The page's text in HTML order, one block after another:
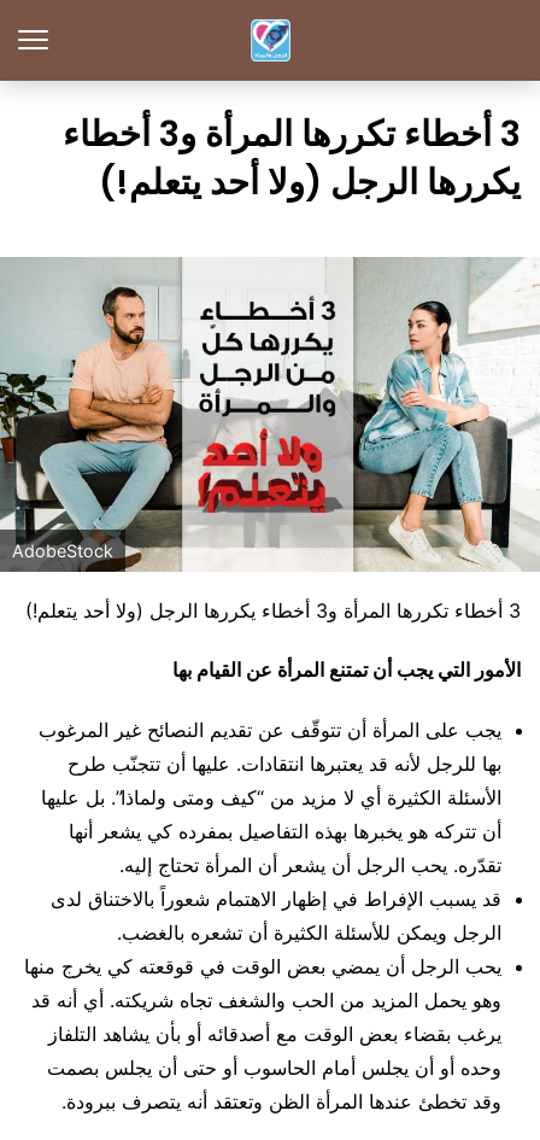
3 أخطاء تكررها المرأة و3 أخطاء
يكررها الرجل (ولا أحد يتعلم!)
AdobeStock
3 أخطاء تكررها المرأة و3 أخطاء يكررها الرجل (ولا أحد يتعلم!)
الأمور التي يجب أن تمتنع المرأة عن القيام بها
يجب على المرأة أن تتوقّف عن تقديم النصائح غير المرغوب
بها للرجل لأنه قد يعتبرها انتقادات. عليها أن تتجنّب طرح
الأسئلة الكثيرة أي لا مزيد من “كيف ومتى ولماذا”. بل عليها
أن تتركه هو يخبرها بهذه التفاصيل بمفرده كي يشعر أنها
تقدّره. يحب الرجل أن يشعر أن المرأة تحتاج إليه.
قد يسبب الإفراط في إظهار الاهتمام شعوراً بالاختناق لدى
الرجل ويمكن للأسئلة الكثيرة أن تشعره بالغضب.
يحب الرجل أن يمضي بعض الوقت في قوقعته كي يخرج منها
وهو يحمل المزيد من الحب والشغف تجاه شريكته. أي أنه قد
يرغب بقضاء بعض الوقت مع أصدقائه أو بأن يشاهد التلفاز
وحده أو أن يجلس أمام الحاسوب أو حتى أن يجلس بصمت
وقد تخطئ عندها المرأة الظن وتعتقد أنه يتصرف ببرودة.